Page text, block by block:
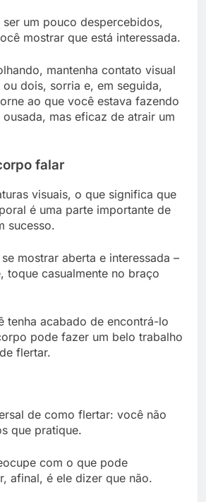
ser um pouco despercebidos,
mostrar que está interessada.
mantenha contato visual
dois, sorria e, em seguida,
ao que você estava fazendo
ousada, mas eficaz de atrair um
falar
visuais, o que significa que
é uma parte importante de
sucesso.
mostrar aberta e interessada –
toque casualmente no braço
tenha acabado de encontrá-lo
pode fazer um belo trabalho
flertar.
de como flertar: você não
que pratique.
com o que pode
afinal, é ele dizer que não.